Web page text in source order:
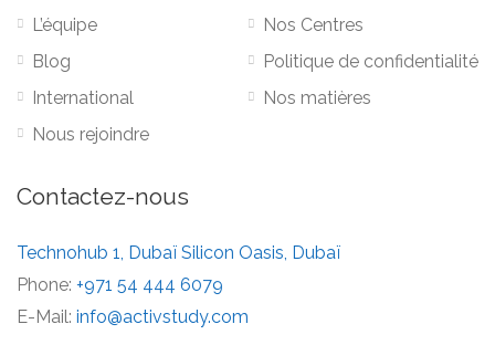
L’équipe
Blog
International
Nous rejoindre
Nos Centres
Politique de confidentialité
Nos matières
Contactez-nous
Technohub 1, Dubaï Silicon Oasis, Dubaï
Phone: +971 54 444 6079
E-Mail: info@activstudy.com